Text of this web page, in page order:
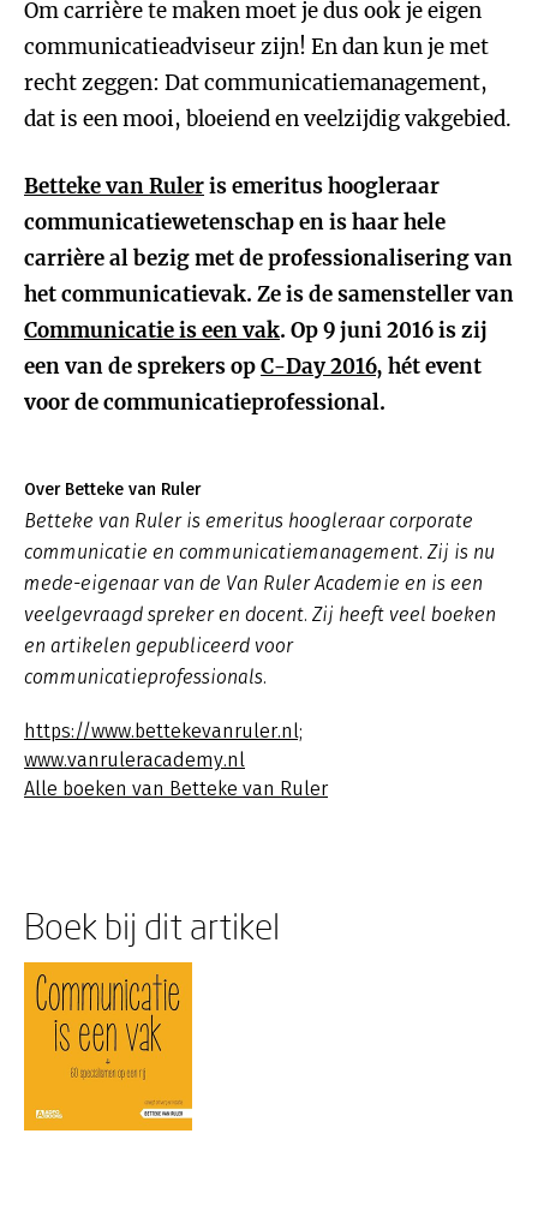
Om carrière te maken moet je dus ook je eigen
communicatieadviseur zijn! En dan kun je met
recht zeggen: Dat communicatiemanagement,
dat is een mooi, bloeiend en veelzijdig vakgebied.
Betteke van Ruleris emeritus hoogleraar
communicatiewetenschap en is haar hele
carrière al bezig met de professionalisering van
het communicatievak. Ze is de samensteller van
Communicatie is een vak. Op 9 juni 2016 is zij
een van de sprekers opC-Day 2016, hét event
voor de communicatieprofessional.
Over Betteke van Ruler
Betteke van Ruler is emeritus hoogleraar corporate
communicatie en communicatiemanagement. Zij is nu
mede-eigenaar van de Van Ruler Academie en is een
veelgevraagd spreker en docent. Zij heeft veel boeken
en artikelen gepubliceerd voor
communicatieprofessionals.
https://www.bettekevanruler.nl;
www.vanruleracademy.nl
Alle boeken van Betteke van Ruler
Boek bij dit artikel